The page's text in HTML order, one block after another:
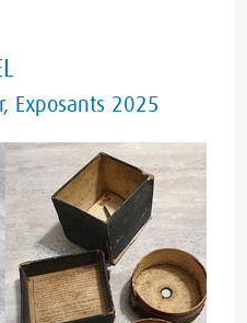
, Exposants 2025